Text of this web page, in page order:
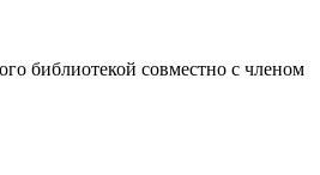
библиотекой совместно с членом